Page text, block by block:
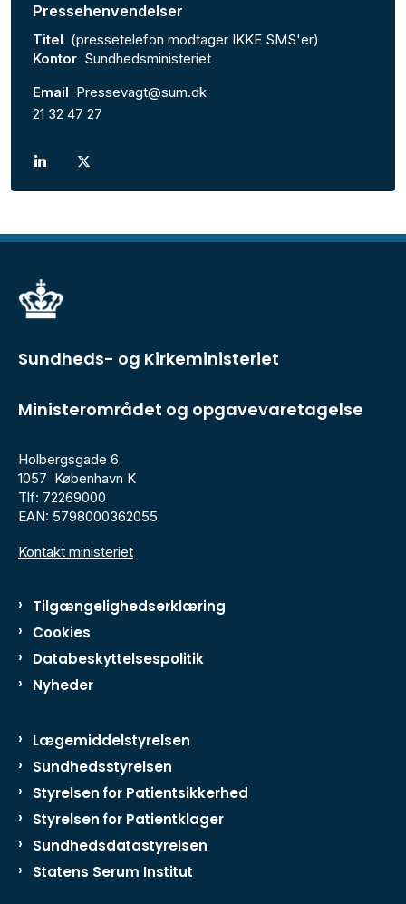
Pressehenvendelser
Titel (pressetelefon modtager IKKE SMS'er)
Kontor Sundhedsministeriet
Email Pressevagt@sum.dk
21 32 47 27
Sundheds- og Kirkeministeriet
Ministerområdet og opgavevaretagelse
Holbergsgade 6
1057 København K
Tlf: 72269000
EAN: 5798000362055
Kontakt ministeriet
Tilgængelighedserklæring
Cookies
Databeskyttelsespolitik
Nyheder
Lægemiddelstyrelsen
Sundhedsstyrelsen
Styrelsen for Patientsikkerhed
Styrelsen for Patientklager
Sundhedsdatastyrelsen
Statens Serum Institut